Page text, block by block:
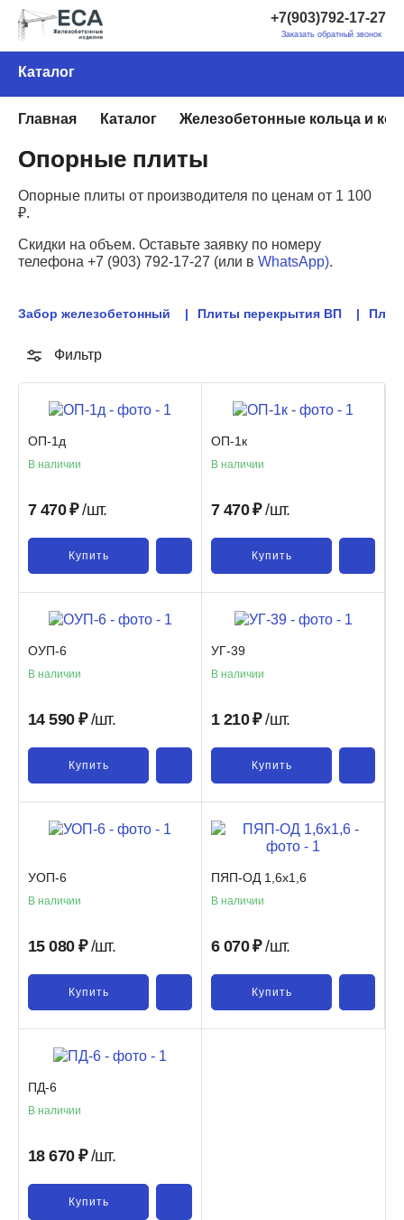
+7(903)792-17-27
Заказать обратный звонок
Каталог
Главная Каталог Железобетонные кольца и
Опорные плиты
Опорные плиты от производителя по ценам от 1 100
₽.
Скидки на объем. Оставьте заявку по номеру
телефона +7 (903) 792-17-27 (или в WhatsApp).
Забор железобетонный Плиты перекрытия ВП
Фильтр
ОП-1д
В наличии
7 470 ₽ /шт.
Купить
ОП-1к
В наличии
7 470 ₽ /шт.
Купить
ОУП-6
В наличии
14 590 ₽ /шт.
Купить
УГ-39
В наличии
1 210 ₽ /шт.
Купить
УОП-6
В наличии
15 080 ₽ /шт.
Купить
ПЯП-ОД 1,6х1,6
В наличии
6 070 ₽ /шт.
Купить
ПД-6
В наличии
18 670 ₽ /шт.
Купить